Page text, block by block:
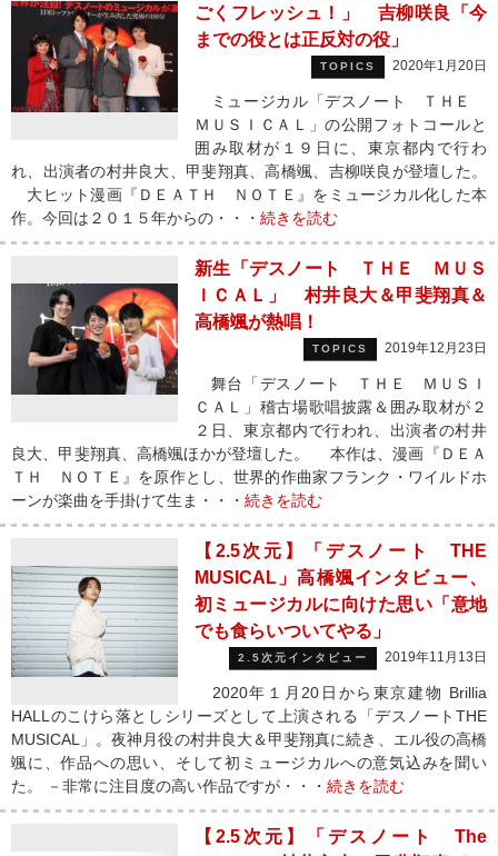
ごくフレッシュ！」 吉柳咲良「今
までの役とは正反対の役」
TOPICS 2020年1月20日
ミュージカル「デスノート ＴＨＥ
ＭＵＳＩＣＡＬ」の公開フォトコールと
囲み取材が１９日に、東京都内で行わ
れ、出演者の村井良大、甲斐翔真、高橋颯、吉柳咲良が登壇した。
大ヒット漫画『ＤＥＡＴＨ ＮＯＴＥ』をミュージカル化した本
作。今回は２０１５年からの・・・ 続きを読む
新生「デスノート ＴＨＥ ＭＵＳ
ＩＣＡＬ」 村井良大＆甲斐翔真＆
高橋颯が熱唱！
TOPICS 2019年12月23日
舞台「デスノート ＴＨＥ ＭＵＳＩ
ＣＡＬ」稽古場歌唱披露＆囲み取材が２
２日、東京都内で行われ、出演者の村井
良大、甲斐翔真、高橋颯ほかが登壇した。 本作は、漫画『ＤＥＡ
ＴＨ ＮＯＴＥ』を原作とし、世界的作曲家フランク・ワイルドホ
ーンが楽曲を手掛けて生ま・・・ 続きを読む
【2.5次元】「デスノート THE
MUSICAL」高橋颯インタビュー、
初ミュージカルに向けた思い「意地
でも食らいついてやる」
2.5次元インタビュー 2019年11月13日
2020年１月20日から東京建物 Brillia
HALLのこけら落としシリーズとして上演される「デスノートTHE
MUSICAL」。夜神月役の村井良大＆甲斐翔真に続き、エル役の高橋
颯に、作品への思い、そして初ミュージカルへの意気込みを聞い
た。 －非常に注目度の高い作品ですが・・・ 続きを読む
【2.5次元】「デスノート The